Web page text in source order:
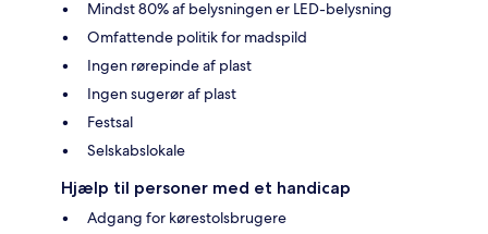
Mindst 80% af belysningen er LED-belysning
Omfattende politik for madspild
Ingen rørepinde af plast
Ingen sugerør af plast
Festsal
Selskabslokale
Hjælp til personer med et handicap
Adgang for kørestolsbrugere